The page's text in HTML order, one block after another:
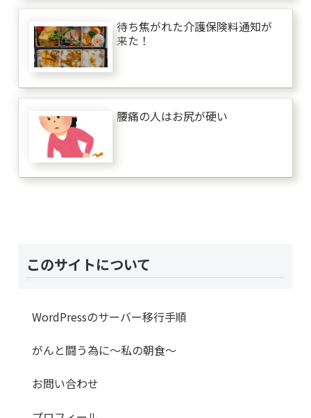
待ち焦がれた介護保険料通知が
来た！
腰痛の人はお尻が硬い
このサイトについて
WordPressのサーバー移行手順
がんと闘う為に～私の朝食～
お問い合わせ